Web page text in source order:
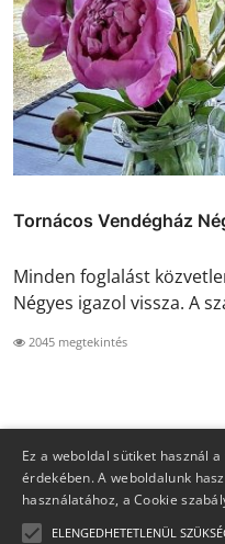
Tornácos Vendégház
Minden foglalást
Négyes igazol vissza. A
2045 megtekintés
Ez a weboldal sütiket használ
érdekében. A weboldalunk
használatához, a Cookie
ELENGEDHETETLENÜL